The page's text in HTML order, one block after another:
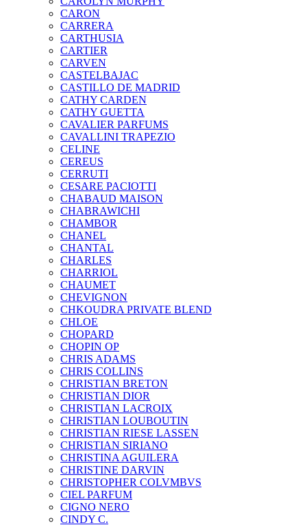
CARON
CARRERA
CARTHUSIA
CARTIER
CARVEN
CASTELBAJAC
CASTILLO DE MADRID
CATHY CARDEN
CATHY GUETTA
CAVALIER PARFUMS
CAVALLINI TRAPEZIO
CELINE
CEREUS
CERRUTI
CESARE PACIOTTI
CHABAUD MAISON
CHABRAWICHI
CHAMBOR
CHANEL
CHANTAL
CHARLES
CHARRIOL
CHAUMET
CHEVIGNON
CHKOUDRA PRIVATE BLEND
CHLOE
CHOPARD
CHOPIN OP
CHRIS ADAMS
CHRIS COLLINS
CHRISTIAN BRETON
CHRISTIAN DIOR
CHRISTIAN LACROIX
CHRISTIAN LOUBOUTIN
CHRISTIAN RIESE LASSEN
CHRISTIAN SIRIANO
CHRISTINA AGUILERA
CHRISTINE DARVIN
CHRISTOPHER COLVMBVS
CIEL PARFUM
CIGNO NERO
CINDY C.